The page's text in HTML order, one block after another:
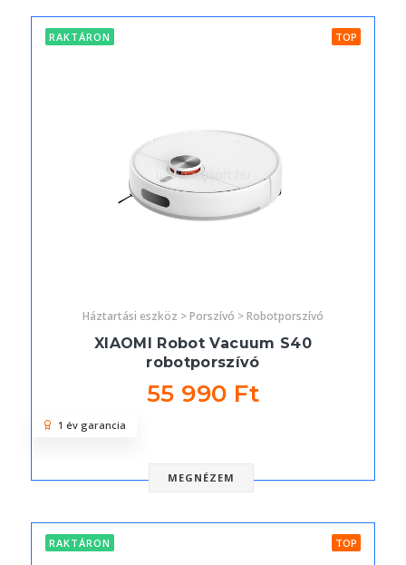
RAKTÁRON TOP
Háztartási eszköz > Porszívó > Robotporszívó
XIAOMI Robot Vacuum S40
robotporszívó
55 990 Ft
MEGNÉZEM
1 év garancia
RAKTÁRON TOP